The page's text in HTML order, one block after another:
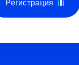
Регистрация